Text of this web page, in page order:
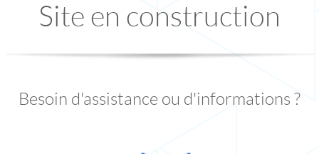
Site en construction
Besoin d'assistance ou d'informations ?